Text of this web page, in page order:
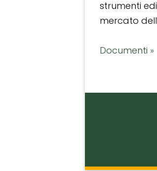
strumenti
mercato
Documenti »